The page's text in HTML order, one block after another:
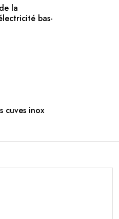
la
bas-
cuves inox